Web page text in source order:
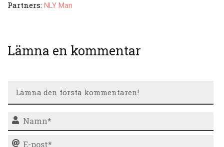
Partners: NLY Man
Lämna en kommentar